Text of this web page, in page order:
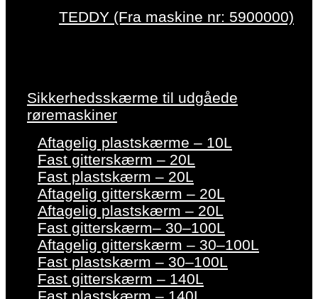
TEDDY (Fra maskine nr: 5900000)
Sikkerhedsskærme til udgåede
røremaskiner
Aftagelig plastskærme – 10L
Fast gitterskærm – 20L
Fast plastskærm – 20L
Aftagelig gitterskærm – 20L
Aftagelig plastskærm – 20L
Fast gitterskærm– 30–100L
Aftagelig gitterskærm – 30–100L
Fast plastskærm – 30–100L
Fast gitterskærm – 140L